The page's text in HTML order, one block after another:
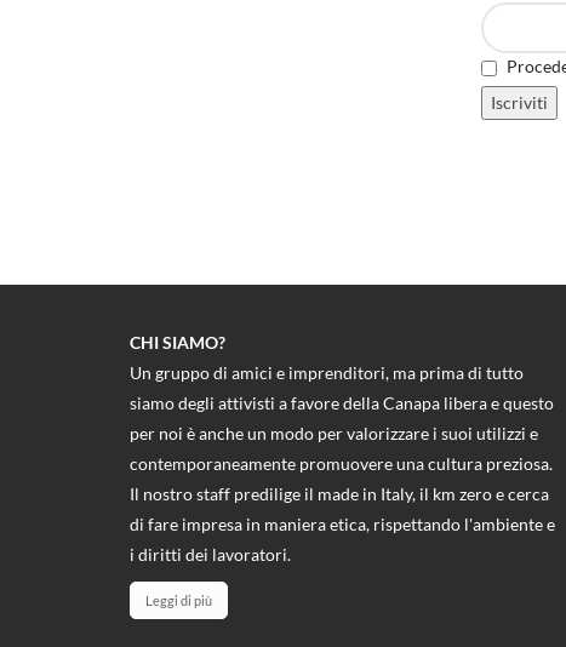
CHI SIAMO?
Un gruppo di amici e imprenditori, ma prima di tutto
siamo degli attivisti a favore della Canapa libera e questo
per noi è anche un modo per valorizzare i suoi utilizzi e
contemporaneamente promuovere una cultura preziosa.
Il nostro staff predilige il made in Italy, il km zero e cerca
di fare impresa in maniera etica, rispettando l'ambiente e
i diritti dei lavoratori.
Leggi di più